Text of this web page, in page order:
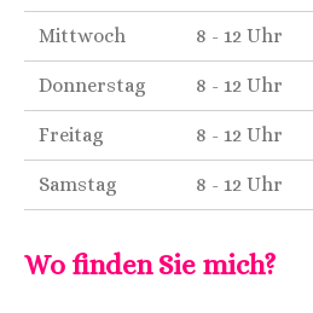
Mittwoch 8 - 12 Uhr
Donnerstag 8 - 12 Uhr
Freitag 8 - 12 Uhr
Samstag 8 - 12 Uhr
Wo finden Sie mich?